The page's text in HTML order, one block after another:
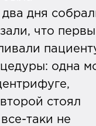
их
вылечить
дня
что
одна
стоял
таки не